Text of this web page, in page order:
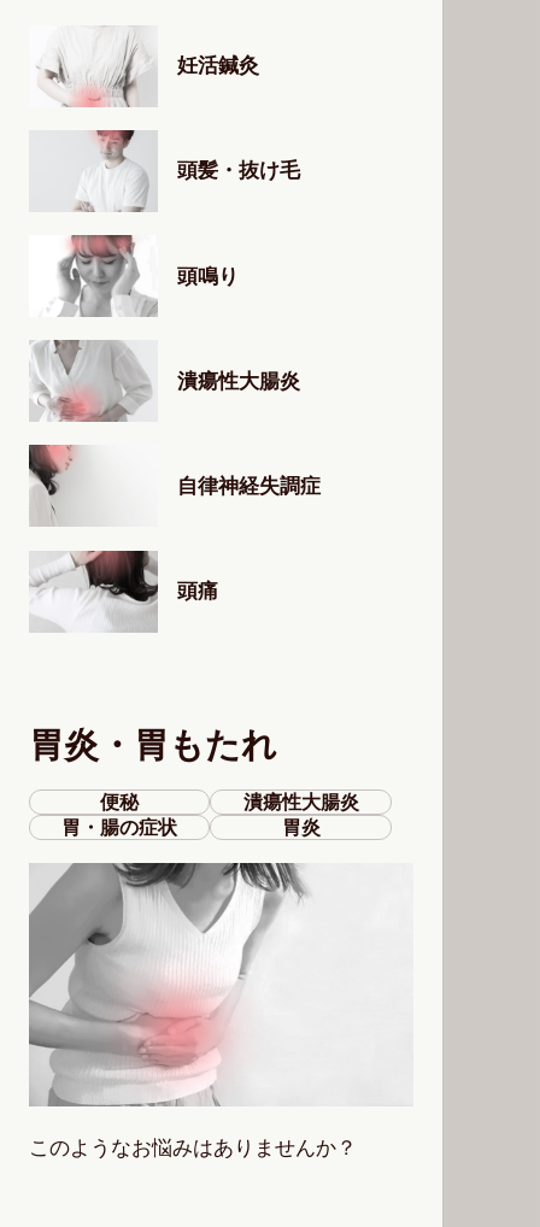
妊活鍼灸
頭髪・抜け毛
頭鳴り
潰瘍性大腸炎
自律神経失調症
頭痛
胃炎・胃もたれ
便秘
潰瘍性大腸炎
胃・腸の症状
胃炎
このようなお悩みはありませんか？